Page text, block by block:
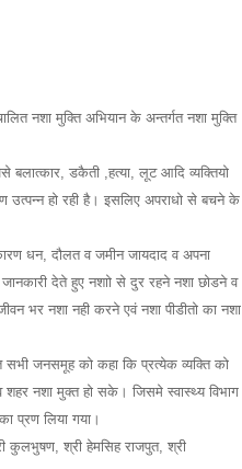
नशा मुक्ति अभियान के अन्तर्गत नशा मुक्ति
बलात्कार, डकैती ,हत्या, लूट आदि व्यक्तियो
उत्पन्न हो रही है। इसलिए अपराधो से बचने के
धन, दौलत व जमीन जायदाद व अपना
जानकारी देते हुए नशाो से दुर रहने नशा छोडने व
भर नशा नही करने एवं नशा पीडीतो का नशा
सभी जनसमूह को कहा कि प्रत्येक व्यक्ति को
नशा मुक्त हो सके। जिसमे स्वास्थ्य विभाग
प्रण लिया गया।
कुलभुषण, श्री हेमसिह राजपुत, श्री